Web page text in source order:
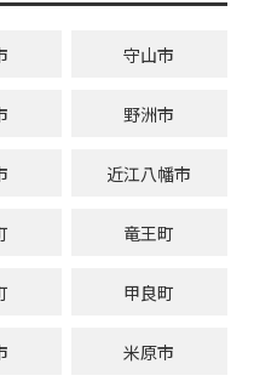
守山市
野洲市
近江八幡市
竜王町
甲良町
米原市